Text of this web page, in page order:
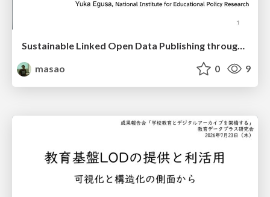
Sustainable Linked Open Data Publishing through Static Site Generation: A Decade of Educational LOD Infrastructure
masao
0 9